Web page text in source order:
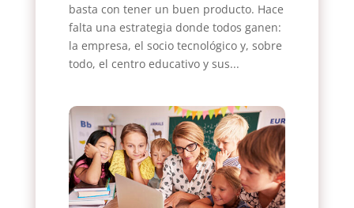
basta con tener un buen producto. Hace
falta una estrategia donde todos ganen:
la empresa, el socio tecnológico y, sobre
todo, el centro educativo y sus...